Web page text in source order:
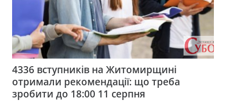
4336 вступників на Житомирщині
отримали рекомендації: що треба
зробити до 18:00 11 серпня